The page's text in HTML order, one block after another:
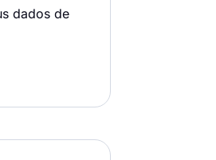
dados de